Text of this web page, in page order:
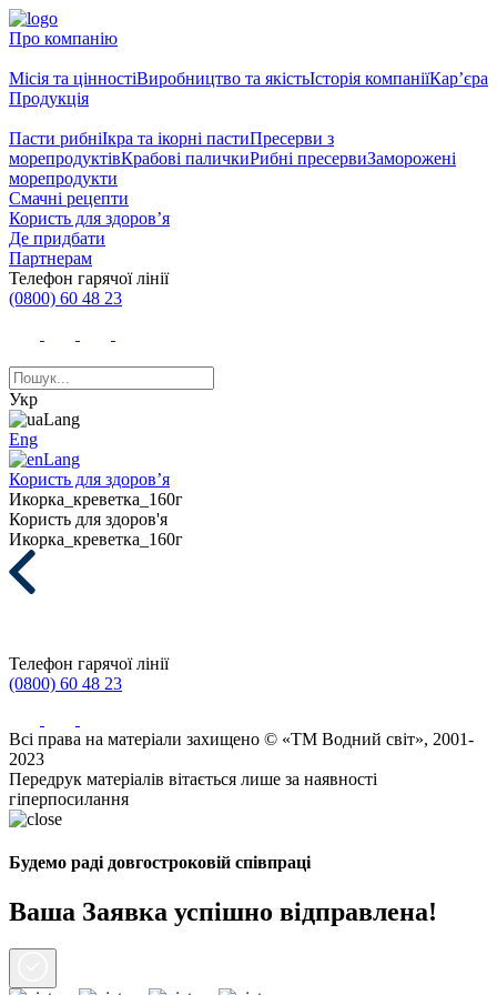
Про компанію
Місія та цінностіВиробництво та якістьІсторія компаніїКар’єра
Продукція
Пасти рибніІкра та ікорні пастиПресерви з
морепродуктівКрабові паличкиРибні пресервиЗаморожені
морепродукти
Смачні рецепти
Користь для здоров’я
Де придбати
Партнерам
Телефон гарячої лінії
(0800) 60 48 23
Укр
Eng
Користь для здоров’я
Икорка_креветка_160г
Користь для здоров'я
Икорка_креветка_160г
Телефон гарячої лінії
(0800) 60 48 23
Всі права на матеріали захищено © «ТМ Водний світ», 2001-
2023
Передрук матеріалів вітається лише за наявності
гіперпосилання
Будемо раді довгостроковій співпраці
Ваша Заявка успішно відправлена!